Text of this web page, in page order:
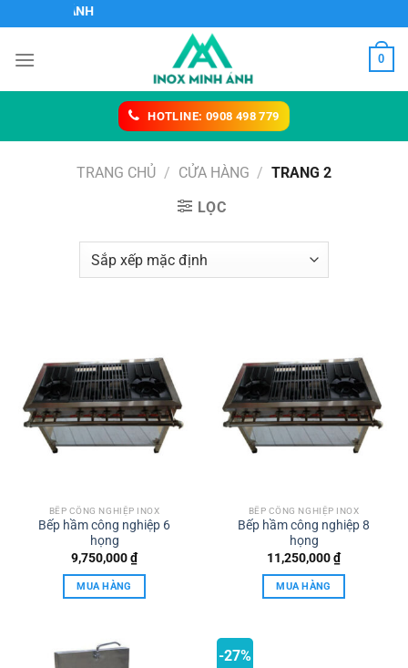
đến
nội
0
HOTLINE: 0908 498 779
TRANG CHỦ / CỬA HÀNG / TRANG 2
LỌC
BẾP CÔNG NGHIỆP INOX
Bếp hầm công nghiệp 6
họng
9,750,000₫
MUA HÀNG
BẾP CÔNG NGHIỆP INOX
Bếp hầm công nghiệp 8
họng
11,250,000₫
MUA HÀNG
-27%